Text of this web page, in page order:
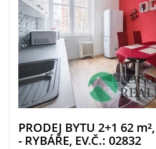
PRODEJ BYTU 2+1 62 m²
- RYBÁŘE, EV.Č.: 02832